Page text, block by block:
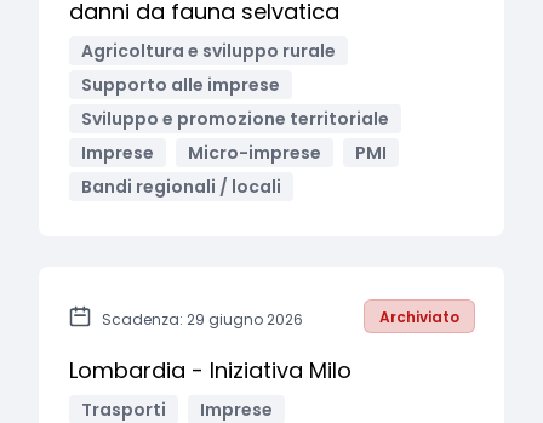
danni da fauna selvatica
Agricoltura e sviluppo rurale
Supporto alle imprese
Sviluppo e promozione territoriale
Imprese
Micro-imprese
PMI
Bandi regionali / locali
Scadenza: 29 giugno 2026 Archiviato
Lombardia - Iniziativa Milo
Trasporti
Imprese